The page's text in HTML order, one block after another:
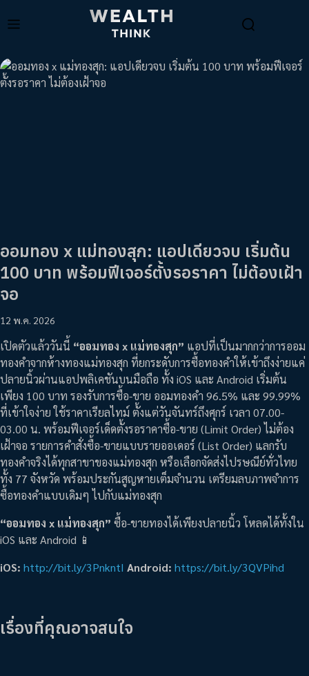
ออมทอง x แม่ทองสุก: แอปเดียวจบ เริ่มต้น
100 บาท พร้อมฟีเจอร์ตั้งรอราคา ไม่ต้องเฝ้า
จอ
12 พ.ค. 2026
เปิดตัวแล้ววันนี้ “ออมทอง x แม่ทองสุก” แอปที่เป็นมากกว่าการออม
ทองคำจากห้างทองแม่ทองสุก ที่ยกระดับการซื้อทองคำให้เข้าถึงง่ายแค่
ปลายนิ้วผ่านแอปพลิเคชันบนมือถือ ทั้ง iOS และ Android เริ่มต้น
เพียง 100 บาท รองรับการซื้อ-ขาย ออมทองคำ 96.5% และ 99.99%
ที่เข้าใจง่าย ใช้ราคาเรียลไทม์ ตั้งแต่วันจันทร์ถึงศุกร์ เวลา 07.00-
03.00 น. พร้อมฟีเจอร์เด็ดตั้งรอราคาซื้อ-ขาย (Limit Order) ไม่ต้อง
เฝ้าจอ รายการคำสั่งซื้อ-ขายแบบรายออเดอร์ (List Order) แลกรับ
ทองคำจริงได้ทุกสาขาของแม่ทองสุก หรือเลือกจัดส่งไปรษณีย์ทั่วไทย
ทั้ง 77 จังหวัด พร้อมประกันสูญหายเต็มจำนวน เตรียมลบภาพจำการ
ซื้อทองคำแบบเดิมๆ ไปกับแม่ทองสุก
“ออมทอง x แม่ทองสุก” ซื้อ-ขายทองได้เพียงปลายนิ้ว โหลดได้ทั้งใน
iOS และ Android 📱
iOS: http://bit.ly/3PnkntI Android: https://bit.ly/3QVPihd
เรื่องที่คุณอาจสนใจ